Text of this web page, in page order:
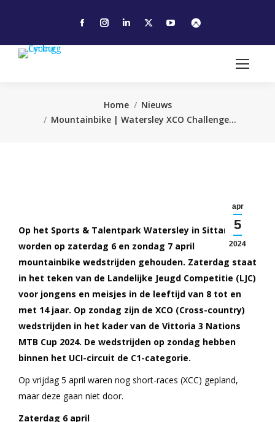
Facebook
window
Instagram
window
Linkedin
windowwindow
YouTube
Home
Nieuws
Mountainbike | Watersley XCO Challenge…
apr
5
2024
Op het Sports & Talentpark Watersley in Sittard
worden op zaterdag 6 en zondag 7 april
mountainbike wedstrijden gehouden. Zaterdag staat
in het teken van de Landelijke Jeugd Competitie (LJC)
voor jongens en meisjes in de leeftijd van 8 tot en
met 14 jaar. Op zondag zijn de XCO (Cross-country)
wedstrijden in het kader van de Vittoria 3 Nations
MTB Cup 2024. De wedstrijden op zondag hebben
binnen het UCI-circuit de C1-categorie.
Op vrijdag 5 april waren nog short-races (XCC) gepland,
maar deze gaan niet door.
Zaterdag 6 april